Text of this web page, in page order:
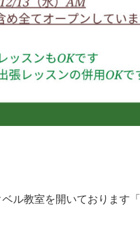
ル教室を開いております